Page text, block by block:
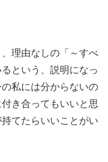
理由なしの「～すべ
という、説明になっ
私には分からないの
き合ってもいいと思
てたらいいことがい